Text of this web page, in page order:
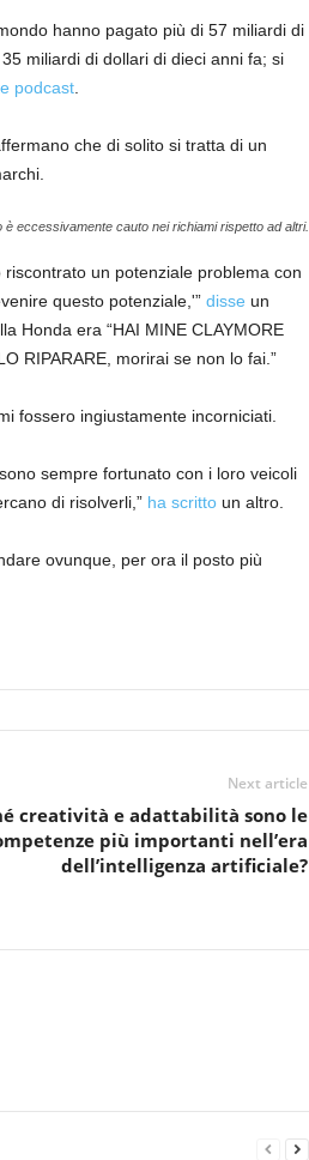
hanno pagato più di 57 miliardi di
miliardi di dollari di dieci anni fa; si
podcast.
che di solito si tratta di un
eccessivamente cauto nei richiami rispetto ad altri.
un potenziale problema con
questo potenziale,'” disse un
Honda era “HAI MINE CLAYMORE
RIPARARE, morirai se non lo fai.”
fossero ingiustamente incorniciati.
sempre fortunato con i loro veicoli
di risolverli,” ha scrittoun altro.
ovunque, per ora il posto più
Next article
creatività e adattabilità sono le
più importanti nell’era
dell’intelligenza artificiale?